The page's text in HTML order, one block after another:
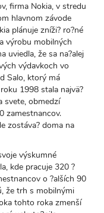
firma Nokia, v stredu
hlavnom závode
plánuje zníži? ro?né
výrobu mobilných
uviedla, že sa na?alej
výdavkoch vo
Salo, ktorý má
1998 stala najvä?
svete, obmedzí
zamestnancov.
zostáva? doma na
výskumné
kde pracuje 320 ?
o ?alších 90
že trh s mobilnými
tohto roka zmenší